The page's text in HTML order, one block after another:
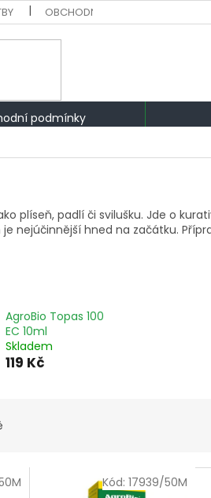
OBCHODNÍ PODMÍNKY
podmínky
plíseň, padlí či svilušku. Jde o
nejúčinnější hned na začátku.
AgroBio Topas 100
EC 10ml
Skladem
119 Kč
Kód:17939/50M